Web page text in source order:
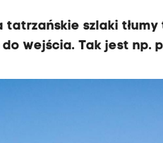
tatrzańskie szlaki
wejścia. Tak jest np.